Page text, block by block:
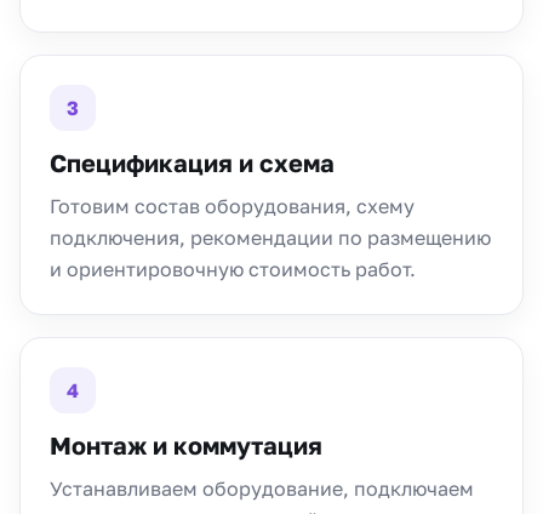
3
Спецификация и схема
Готовим состав оборудования, схему
подключения, рекомендации по размещению
и ориентировочную стоимость работ.
4
Монтаж и коммутация
Устанавливаем оборудование, подключаем